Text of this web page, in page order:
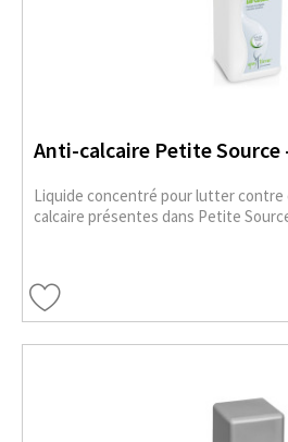
Anti-calcaire Petite Source
Liquide concentré pour lutter contre
calcaire présentes dans Petite